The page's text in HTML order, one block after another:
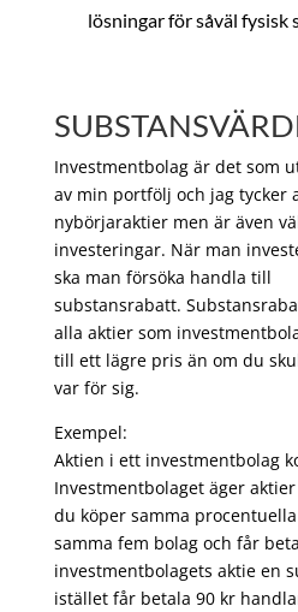
lösningar för såväl fysisk
Investmentbolag är det som
av min portfölj och jag tycker
nybörjaraktier men är även
investeringar. När man
ska man försöka handla till
substansrabatt.
alla aktier som
till ett lägre pris än om du
var för sig.
Exempel:
Aktien i ett investmentbolag
Investmentbolaget äger
du köper samma
samma fem bolag och får
investmentbolagets aktie en
istället får betala 90 kr